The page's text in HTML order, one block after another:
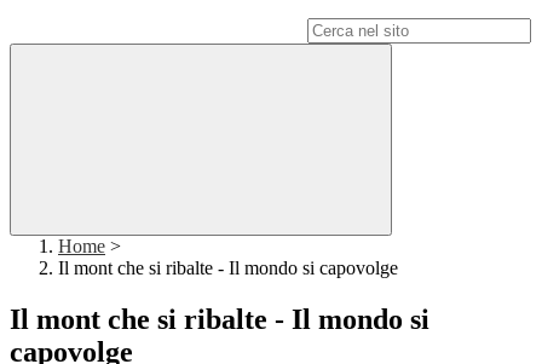
Home >
Il mont che si ribalte - Il mondo si capovolge
Il mont che si ribalte - Il mondo si
capovolge